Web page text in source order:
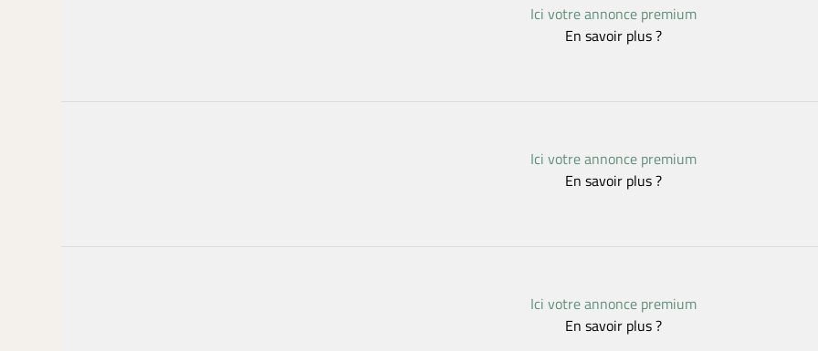
Ici votre annonce premium
En savoir plus ?
Ici votre annonce premium
En savoir plus ?
Ici votre annonce premium
En savoir plus ?